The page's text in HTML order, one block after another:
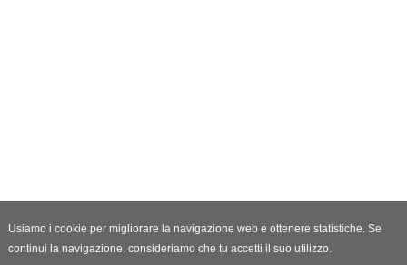
Usiamo i cookie per migliorare la navigazione web e ottenere statistiche. Se
continui la navigazione, consideriamo che tu accetti il suo utilizzo.